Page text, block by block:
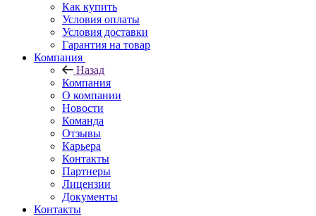
Как купить
Условия оплаты
Условия доставки
Гарантия на товар
Компания
Назад
Компания
О компании
Новости
Команда
Отзывы
Карьера
Контакты
Партнеры
Лицензии
Документы
Контакты